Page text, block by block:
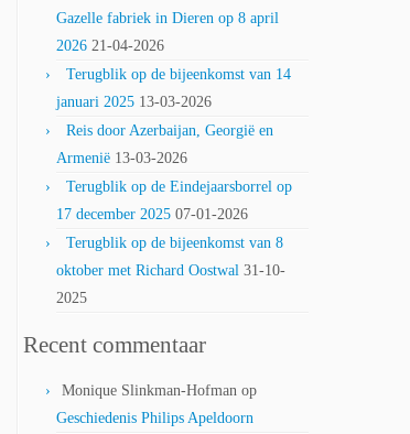
Gazelle fabriek in Dieren op 8 april
2026 21-04-2026
Terugblik op de bijeenkomst van 14
januari 2025 13-03-2026
Reis door Azerbaijan, Georgië en
Armenië 13-03-2026
Terugblik op de Eindejaarsborrel op
17 december 2025 07-01-2026
Terugblik op de bijeenkomst van 8
oktober met Richard Oostwal 31-10-
2025
Recent commentaar
Monique Slinkman-Hofman op
Geschiedenis Philips Apeldoorn